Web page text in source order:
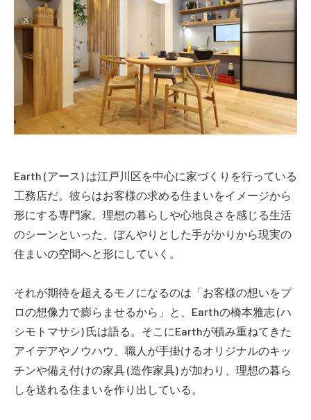
Earth (アース) は江戸川区を中心に家づくりを行っている
工務店だ。彼らはお客様の求める住まいをイメージから
形にする専門家。理想の暮らしや心地良さを感じる生活
のシーンといった、ぼんやりとした手がかりから現実の
住まいの空間へと形にしていく。
それが期待を超えるモノになるのは「お客様の想いをプ
ロの想像力で膨らませるから」と、Earthの橋本雅志 (ハ
シモトマサシ) 氏は語る。そこにEarthが積み重ねてきた
アイデアやノウハウ、職人が手掛けるオリジナルのキッ
チンや備え付けの家具 (造作家具) が加わり、理想の暮ら
しを送れる住まいを作り出している。